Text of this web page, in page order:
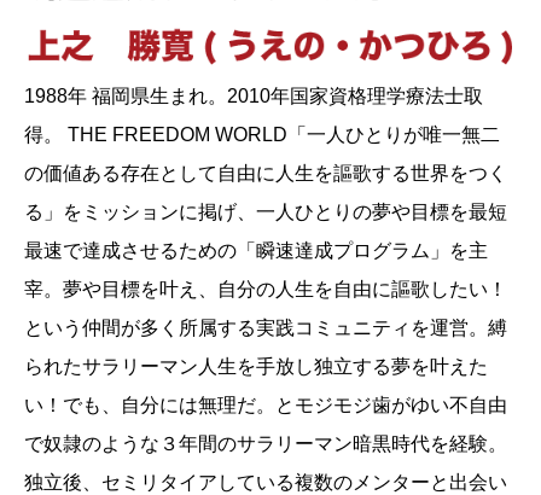
1988年 福岡県生まれ。2010年国家資格理学療法士取
得。 THE FREEDOM WORLD「一人ひとりが唯一無二
の価値ある存在として自由に人生を謳歌する世界をつく
る」をミッションに掲げ、一人ひとりの夢や目標を最短
最速で達成させるための「瞬速達成プログラム」を主
宰。夢や目標を叶え、自分の人生を自由に謳歌したい！
という仲間が多く所属する実践コミュニティを運営。縛
られたサラリーマン人生を手放し独立する夢を叶えた
い！でも、自分には無理だ。とモジモジ歯がゆい不自由
で奴隷のような３年間のサラリーマン暗黒時代を経験。
独立後、セミリタイアしている複数のメンターと出会い